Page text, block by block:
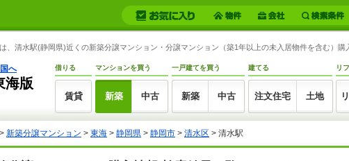
、清水駅(静岡県)近くの新築分譲マンション・分譲マンション（築1年以上の未入居物件を含む）購
へ
海版
借りる
賃貸
マンションを買う
新築 中古
一戸建てを買う
新築 中古
建てる
注文住宅 土地
リ
> 新築分譲マンション > 東海 > 静岡県 > 静岡市 > 清水区 > 清水駅